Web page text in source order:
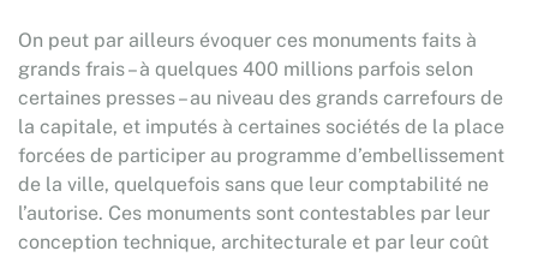
On peut par ailleurs évoquer ces monuments faits à
grands frais – à quelques 400 millions parfois selon
certaines presses – au niveau des grands carrefours de
la capitale, et imputés à certaines sociétés de la place
forcées de participer au programme d’embellissement
de la ville, quelquefois sans que leur comptabilité ne
l’autorise. Ces monuments sont contestables par leur
conception technique, architecturale et par leur coût